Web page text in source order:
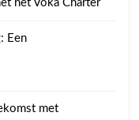
het Voka Charter
Een
met